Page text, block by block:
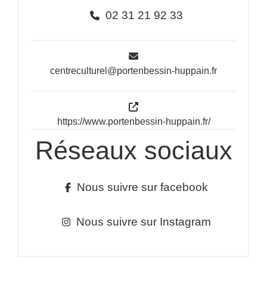
02 31 21 92 33
centreculturel@portenbessin-huppain.fr
https://www.portenbessin-huppain.fr/
Réseaux sociaux
Nous suivre sur facebook
Nous suivre sur Instagram